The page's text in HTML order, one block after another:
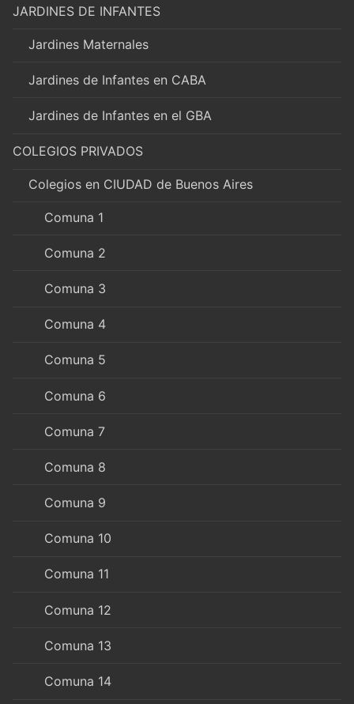
JARDINES DE INFANTES
Jardines Maternales
Jardines de Infantes en CABA
Jardines de Infantes en el GBA
COLEGIOS PRIVADOS
Colegios en CIUDAD de Buenos Aires
Comuna 1
Comuna 2
Comuna 3
Comuna 4
Comuna 5
Comuna 6
Comuna 7
Comuna 8
Comuna 9
Comuna 10
Comuna 11
Comuna 12
Comuna 13
Comuna 14